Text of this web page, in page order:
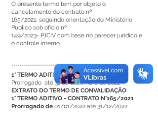
O presente termo tem por objeto o
cancelamento do contrato nº
165/2021, seguindo orientação do Ministério
Publico sob oficio nº
149/2023- PJCIV com base no parecer jurídico e
o controle interno.
***************************************
1° TERMO ADITIVO
Prorrogado até 31 de dezembro de 2022
EXTRATO DO TERMO DE CONVALIDAÇÃO
1° TERMO ADITIVO - CONTRATO N°165/2021
Prorrogado de 01/01/2022 até 31/12/2022